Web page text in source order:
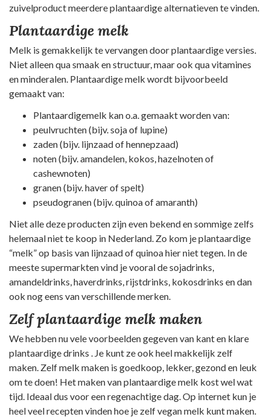
zuivelproduct meerdere plantaardige alternatieven te vinden.
Plantaardige melk
Melk is gemakkelijk te vervangen door plantaardige versies.
Niet alleen qua smaak en structuur, maar ook qua vitamines
en minderalen. Plantaardige melk wordt bijvoorbeeld
gemaakt van:
Plantaardigemelk kan o.a. gemaakt worden van:
peulvruchten (bijv. soja of lupine)
zaden (bijv. lijnzaad of hennepzaad)
noten (bijv. amandelen, kokos, hazelnoten of
cashewnoten)
granen (bijv. haver of spelt)
pseudogranen (bijv. quinoa of amaranth)
Niet alle deze producten zijn even bekend en sommige zelfs
helemaal niet te koop in Nederland. Zo kom je plantaardige
“melk” op basis van lijnzaad of quinoa hier niet tegen. In de
meeste supermarkten vind je vooral de sojadrinks,
amandeldrinks, haverdrinks, rijstdrinks, kokosdrinks en dan
ook nog eens van verschillende merken.
Zelf plantaardige melk maken
We hebben nu vele voorbeelden gegeven van kant en klare
plantaardige drinks . Je kunt ze ook heel makkelijk zelf
maken. Zelf melk maken is goedkoop, lekker, gezond en leuk
om te doen! Het maken van plantaardige melk kost wel wat
tijd. Ideaal dus voor een regenachtige dag. Op internet kun je
heel veel recepten vinden hoe je zelf vegan melk kunt maken.